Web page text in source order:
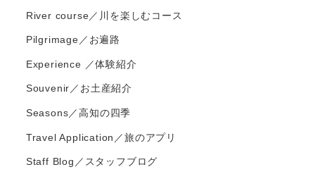
River course／川を楽しむコース
Pilgrimage／お遍路
Experience ／体験紹介
Souvenir／お土産紹介
Seasons／高知の四季
Travel Application／旅のアプリ
Staff Blog／スタッフブログ